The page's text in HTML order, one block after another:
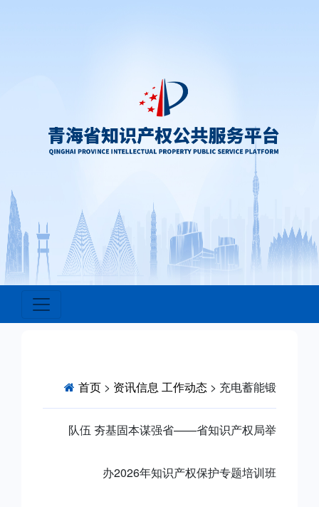
首页 > 资讯信息 工作动态 > 充电蓄能锻
队伍 夯基固本谋强省——省知识产权局举
办2026年知识产权保护专题培训班